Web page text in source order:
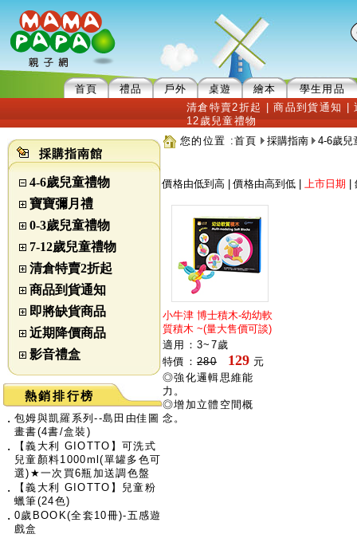
首頁 禮品 戶外 桌遊 繪本
學生用品
清倉特賣2折起
|商品到貨通知 |
12歲兒童禮物
採購指南館
4-6歲兒童禮物
寶寶彌月禮
0-3歲兒童禮物
7-12歲兒童禮物
清倉特賣2折起
商品到貨通知
即將缺貨商品
近期降價商品
影音禮盒
熱銷排行榜
‧ 包姆與凱羅系列--島田由佳圖
畫書(4書/盒裝)
‧
【義大利 GIOTTO】可洗式
兒童顏料1000ml(單罐多色可
選)★一次買6瓶加送調色盤
‧
【義大利 GIOTTO】兒童粉
蠟筆(24色)
‧ 0歲BOOK(全套10冊)-五感遊
戲盒
您的位置 :首頁 採購指南 4-6歲兒
價格由低到高 |價格由高到低 上市日期
小牛津 博士積木-幼幼軟
質積木 ~(量大售價可談)
適用：3~7歲
特價： 280 129 元
◎強化邏輯思維能
力。
◎增加立體空間概
念。